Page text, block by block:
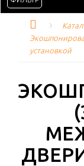
установкой